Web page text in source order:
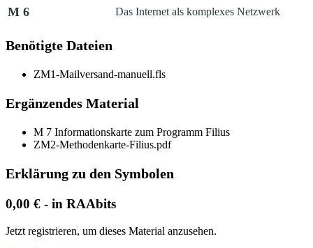
M 6 Das Internet als komplexes Netzwerk
Benötigte Dateien
ZM1-Mailversand-manuell.fls
Ergänzendes Material
M 7 Informationskarte zum Programm Filius
ZM2-Methodenkarte-Filius.pdf
Erklärung zu den Symbolen
0,00 € - in RAAbits
Jetzt registrieren, um dieses Material anzusehen.